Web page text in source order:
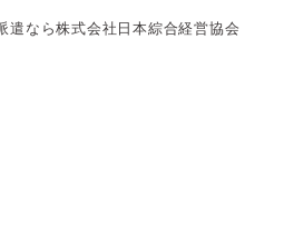
遣なら株式会社日本綜合経営協会